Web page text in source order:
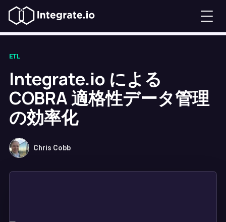
ETL
Integrate.io による
COBRA 適格性データ管理
の効率化
Chris Cobb